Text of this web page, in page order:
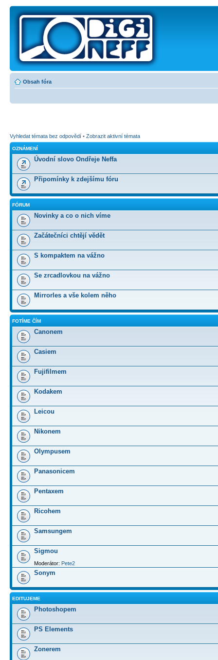
Obsah fóra
Vyhledat témata bez odpovědí • Zobrazit aktivní témata
OZNÁMENÍ
Úvodní slovo Ondřeje Neffa
Připomínky k zdejšímu fóru
FÓRUM
Novinky a co o nich víme
Začátečníci chtějí vědět
S kompaktem na vážno
Se zrcadlovkou na vážno
Mirrorles a vše kolem něho
FOTÍME ČÍM
Canonem
Casiem
Fujifilmem
Kodakem
Leicou
Nikonem
Olympusem
Panasonicem
Pentaxem
Ricohem
Samsungem
Sigmou
Moderátor: Pete2
Sonym
EDITUJEME
Photoshopem
PS Elements
Zonerem